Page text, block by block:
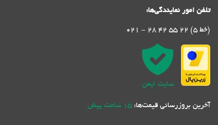
تلفن امور نمایندگی‌ها:
021 - 28 42 55 22 (5 خط)
سایت ایمن
آخرین بروزرسانی قیمت‌ها: 15 ساعت پیش